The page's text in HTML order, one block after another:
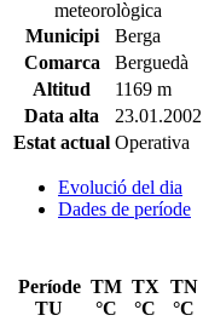
meteorològica
Municipi
Berga
Comarca
Berguedà
Altitud
1169 m
Data alta
23.01.2002
Estat actual Operativa
Evolució del dia
Dades de període
Període
TU
TM
°C
TX
°C
TN
°C